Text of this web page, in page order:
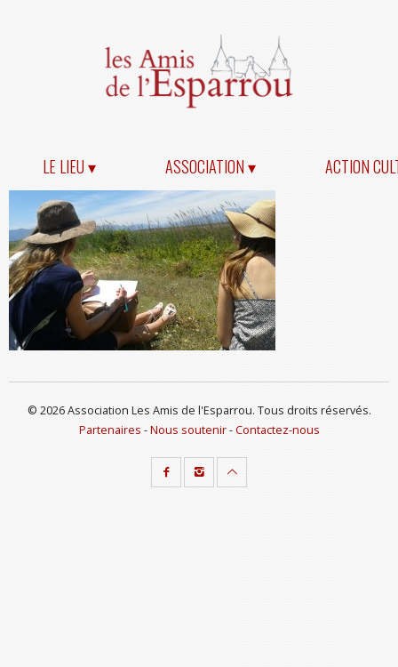
LE LIEU ▾ ASSOCIATION ▾ ACTION
© 2026 Association Les Amis de l'Esparrou. Tous droits réservés.
Partenaires -Nous soutenir-Contactez-nous